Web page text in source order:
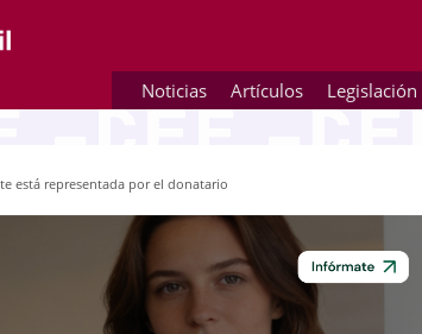
Noticias Artículos Legislación
está representada por el donatario